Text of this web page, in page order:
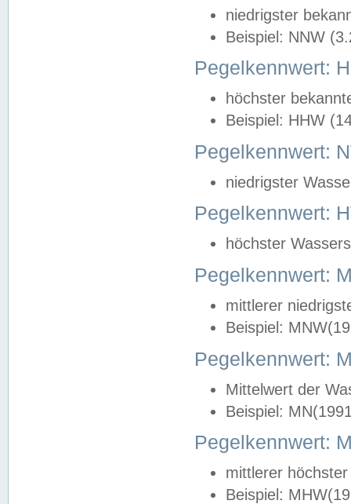
niedrigster
Beispiel: NNW
Pegelkennwert:
höchster
Beispiel: HHW
Pegelkennwert:
niedrigster
Pegelkennwert:
höchster
Pegelkennwert:
mittlerer
Beispiel:
Pegelkennwert:
Mittelwert der
Beispiel:
Pegelkennwert:
mittlerer
Beispiel: